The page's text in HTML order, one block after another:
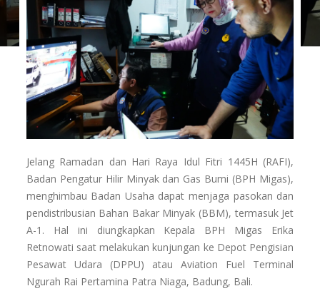
Jelang Ramadan dan Hari Raya Idul Fitri 1445H (RAFI),
Badan Pengatur Hilir Minyak dan Gas Bumi (BPH Migas),
menghimbau Badan Usaha dapat menjaga pasokan dan
pendistribusian Bahan Bakar Minyak (BBM), termasuk Jet
A-1. Hal ini diungkapkan Kepala BPH Migas Erika
Retnowati saat melakukan kunjungan ke Depot Pengisian
Pesawat Udara (DPPU) atau Aviation Fuel Terminal
Ngurah Rai Pertamina Patra Niaga, Badung, Bali.